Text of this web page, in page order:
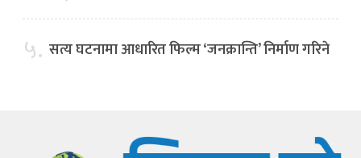
५. सत्य घटनामा आधारित फिल्म ‘जनक्रान्ति’ निर्माण गरिने